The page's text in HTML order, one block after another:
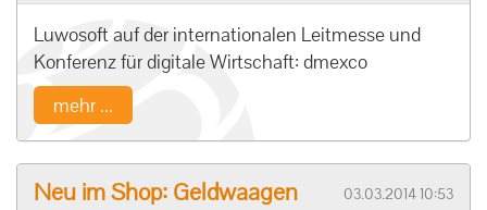
Luwosoft auf der internationalen Leitmesse und
Konferenz für digitale Wirtschaft: dmexco
mehr ...
Neu im Shop: Geldwaagen
03.03.2014 10:53